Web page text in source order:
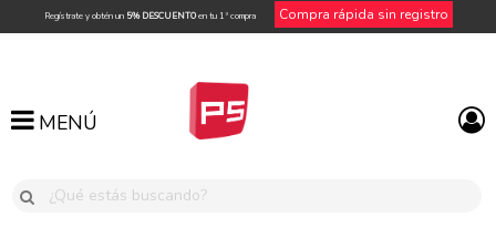
Regístrate y obtén un 5% DESCUENTOen tu 1ª compra Compra rápida sin registro
MENÚ
MENÚ